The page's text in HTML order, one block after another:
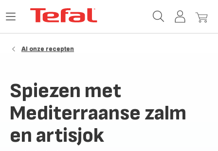
MijnMijn
Open
Al onze recepten
Spiezen met
Mediterraanse zalm
en artisjok